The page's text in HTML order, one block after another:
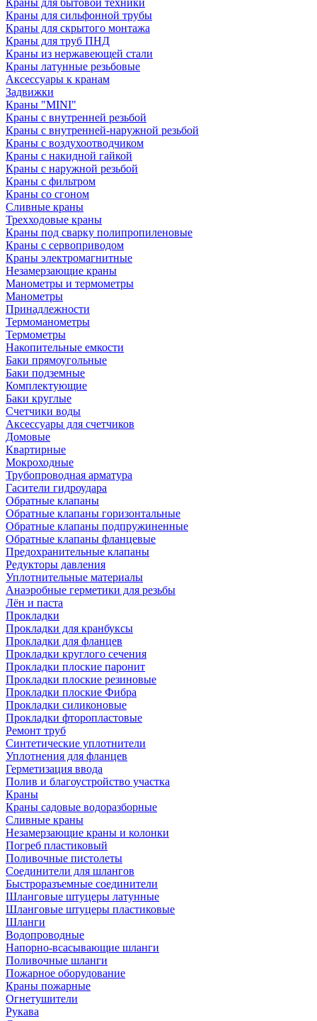
Краны для сильфонной трубы
Краны для скрытого монтажа
Краны для труб ПНД
Краны из нержавеющей стали
Краны латунные резьбовые
Аксессуары к кранам
Задвижки
Краны "MINI"
Краны с внутренней резьбой
Краны с внутренней-наружной резьбой
Краны с воздухоотводчиком
Краны с накидной гайкой
Краны с наружной резьбой
Краны с фильтром
Краны со сгоном
Сливные краны
Трехходовые краны
Краны под сварку полипропиленовые
Краны с сервоприводом
Краны электромагнитные
Незамерзающие краны
Манометры и термометры
Манометры
Принадлежности
Термоманометры
Термометры
Накопительные емкости
Баки прямоугольные
Баки подземные
Комплектующие
Баки круглые
Счетчики воды
Аксессуары для счетчиков
Домовые
Квартирные
Мокроходные
Трубопроводная арматура
Гасители гидроудара
Обратные клапаны
Обратные клапаны горизонтальные
Обратные клапаны подпружиненные
Обратные клапаны фланцевые
Предохранительные клапаны
Редукторы давления
Уплотнительные материалы
Анаэробные герметики для резьбы
Лён и паста
Прокладки
Прокладки для кранбуксы
Прокладки для фланцев
Прокладки круглого сечения
Прокладки плоские паронит
Прокладки плоские резиновые
Прокладки плоские Фибра
Прокладки силиконовые
Прокладки фторопластовые
Ремонт труб
Синтетические уплотнители
Уплотнения для фланцев
Герметизация ввода
Полив и благоустройство участка
Краны
Краны садовые водоразборные
Сливные краны
Незамерзающие краны и колонки
Погреб пластиковый
Поливочные пистолеты
Соединители для шлангов
Быстроразъемные соединители
Шланговые штуцеры латунные
Шланговые штуцеры пластиковые
Шланги
Водопроводные
Напорно-всасывающие шланги
Поливочные шланги
Пожарное оборудование
Краны пожарные
Огнетушители
Рукава